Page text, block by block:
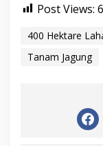
Post Views:
400 Hektare
Tanam Jagung